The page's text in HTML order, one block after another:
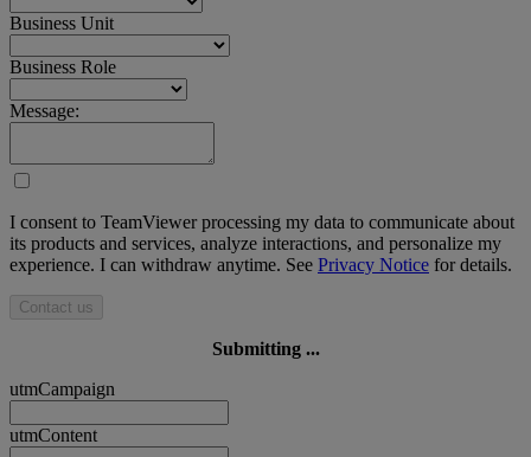
Business Unit
Business Role
Message:
I consent to TeamViewer processing my data to communicate about
its products and services, analyze interactions, and personalize my
experience. I can withdraw anytime. See Privacy Notice for details.
Contact us
Submitting ...
utmCampaign
utmContent